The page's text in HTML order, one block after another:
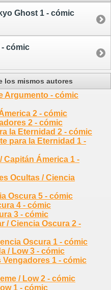
Ghost 1 - cómic
cómic
los mismos autores
Argumento - cómic
2 - cómic
2 - cómic
la Eternidad 2 - cómic
para la Eternidad 1 -
Capitán Ámerica 1 -
Ocultas / Ciencia
Oscura 5 - cómic
4 - cómic
3 - cómic
/ Ciencia Oscura 2 -
Oscura 1 - cómic
/ Low 3 - cómic
Vengadores 1 - cómic
/ Low 2 - cómic
1 - cómic